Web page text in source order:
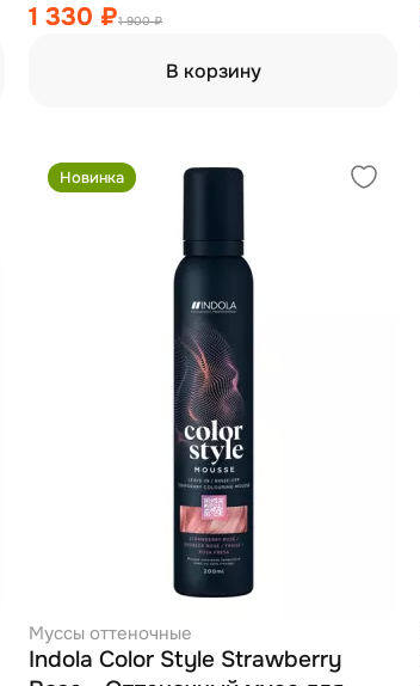
1 330 ₽1 900 ₽
В корзину
Новинка
Муссы оттеночные
Indola Color Style Strawberry